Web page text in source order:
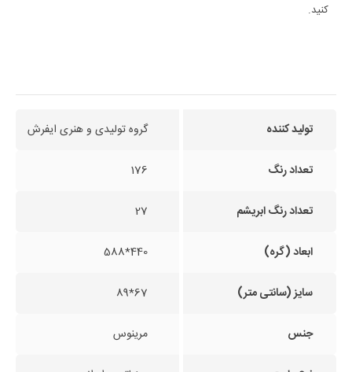
کنید.
تولید کننده گروه تولیدی و هنری ایفرش
تعداد رنگ 176
تعداد رنگ ابریشم 27
ابعاد (گره) 440*588
سایز (سانتی متر) 67*89
جنس مرینوس